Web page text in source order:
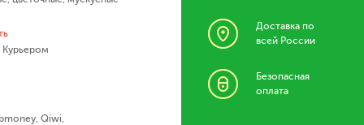
Qiwi,
Доставка по
всей России
Безопасная
оплата